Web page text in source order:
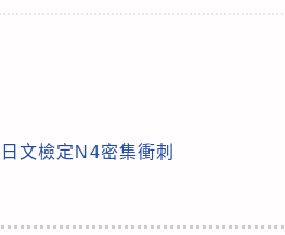
文檢定N4密集衝刺